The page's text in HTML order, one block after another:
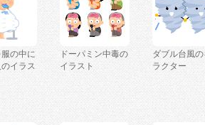
の中に
イラス
ドーパミン中毒の
イラスト
ダブル台風の
ラクター